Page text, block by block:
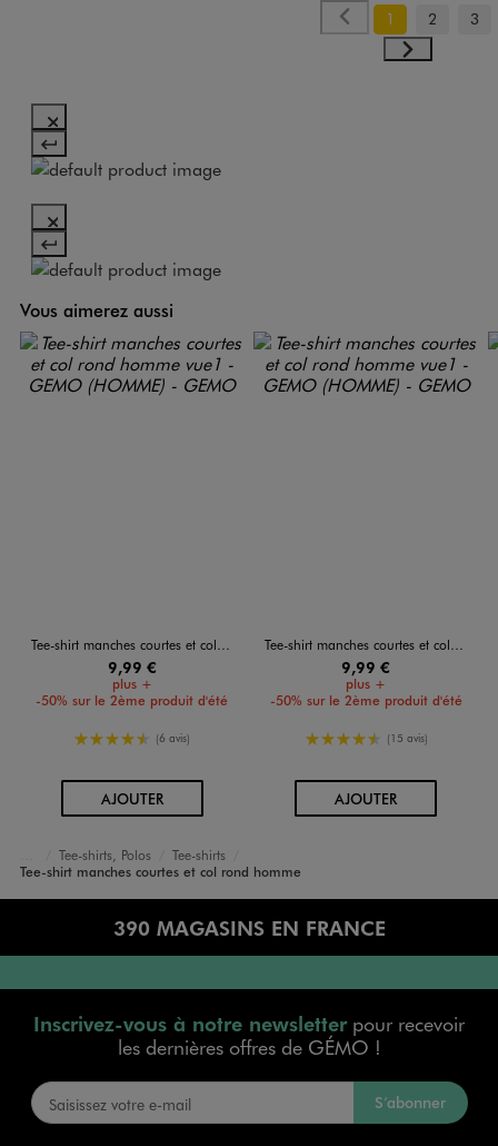
1 2 3
Vous aimerez aussi
Tee-shirt manches courtes et col rond homme
9,99 €
plus +
-50% sur le 2ème produit d'été
4.5/5 de moyenne
(6 avis)
AJOUTERAU PANIER
Tee-shirt manches courtes et col rond homme
9,99 €
plus +
-50% sur le 2ème produit d'été
4.5/5 de moyenne
(15 avis)
AJOUTERAU PANIER
Accueil
Homme
Vêtements
Tee-shirts, Polos
Tee-shirts
Tee-shirt manches courtes et col rond homme
390 MAGASINS EN FRANCE
Inscrivez-vous à notre newsletterpour recevoir
les dernières offres de GÉMO !
S’abonner